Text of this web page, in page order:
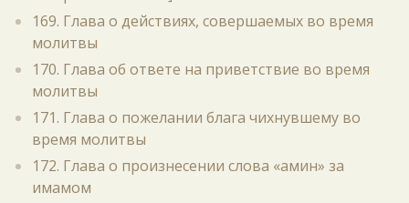
169. Глава о действиях, совершаемых во время
молитвы
170. Глава об ответе на приветствие во время
молитвы
171. Глава о пожелании блага чихнувшему во
время молитвы
172. Глава о произнесении слова «амин» за
имамом